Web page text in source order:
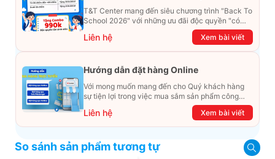
T&T Center mang đến siêu chương trình "Back To
School 2026" với những ưu đãi độc quyền "có
một không hai". Đừng để chiếc ví phải "ét-ô-ét",
cùng khám phá ngay ưu đãi siêu khủng dưới đây
nhé!
Liên hệ Xem bài viết
Hướng dẫn đặt hàng Online
Với mong muốn mang đến cho Quý khách hàng
sự tiện lợi trong việc mua sắm sản phẩm công
nghệ từ xa. Trong bài viết này, T&T Center sẽ
hướng dẫn chi tiết cách mua hàng trực tuyến qua
các kênh online Website, Zalo, Messenger và
dễ dàng và nhanh chóng nhất. Cùng xem ngay
Liên hệ Xem bài viết
So sánh sản phẩm tương tự